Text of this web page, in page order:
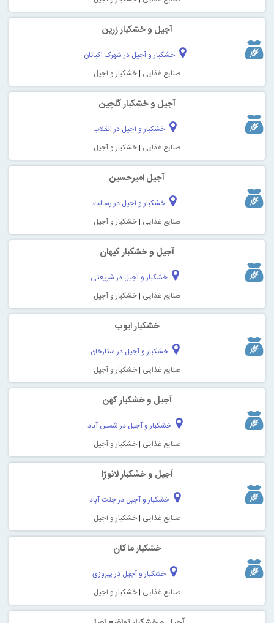
آجیل و خشکبار زرین
خشکبار و آجیل در شهرک اکباتان
صنایع غذایی |خشکبار و آجیل
آجیل و خشکبار گلچین
خشکبار و آجیل در انقلاب
صنایع غذایی |خشکبار و آجیل
آجیل امیرحسین
خشکبار و آجیل در رسالت
صنایع غذایی |خشکبار و آجیل
آجیل و خشکبار کیهان
خشکبار و آجیل در شریعتی
صنایع غذایی |خشکبار و آجیل
خشکبار ایوب
خشکبار و آجیل در ستارخان
صنایع غذایی |خشکبار و آجیل
آجیل و خشکبار کهن
خشکبار و آجیل در شمس آباد
صنایع غذایی |خشکبار و آجیل
آجیل و خشکبار لانوژا
خشکبار و آجیل در جنت آباد
صنایع غذایی |خشکبار و آجیل
خشکبار ماکان
خشکبار و آجیل در پیروزی
صنایع غذایی |خشکبار و آجیل